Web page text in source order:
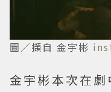
圖／擷自 金宇彬
金宇彬本次在